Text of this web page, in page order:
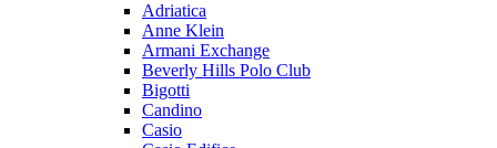
Adriatica
Anne Klein
Armani Exchange
Beverly Hills Polo Club
Bigotti
Candino
Casio